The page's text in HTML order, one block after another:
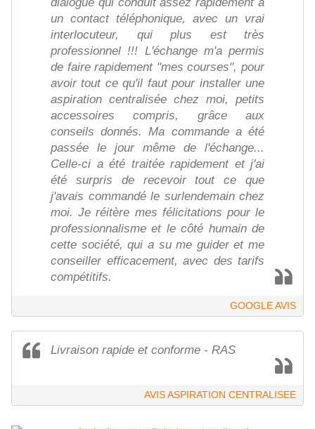
un contact téléphonique, avec un vrai
interlocuteur, qui plus est très
professionnel !!! L'échange m'a permis
de faire rapidement "mes courses", pour
avoir tout ce qu'il faut pour installer une
aspiration centralisée chez moi, petits
accessoires compris, grâce aux
conseils donnés. Ma commande a été
passée le jour même de l'échange...
Celle-ci a été traitée rapidement et j'ai
été surpris de recevoir tout ce que
j'avais commandé le surlendemain chez
moi. Je réitère mes félicitations pour le
professionnalisme et le côté humain de
cette société, qui a su me guider et me
conseiller efficacement, avec des tarifs
compétitifs.
GOOGLE AVIS
Livraison rapide et conforme - RAS
AVIS ASPIRATION CENTRALISEE